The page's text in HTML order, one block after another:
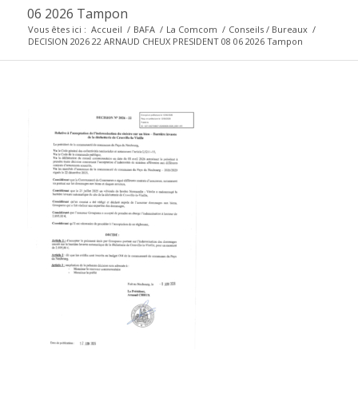
06 2026 Tampon
Vous êtes ici : Accueil / BAFA / La Comcom / Conseils / Bureaux /
DECISION 2026 22 ARNAUD CHEUX PRESIDENT 08 06 2026 Tampon